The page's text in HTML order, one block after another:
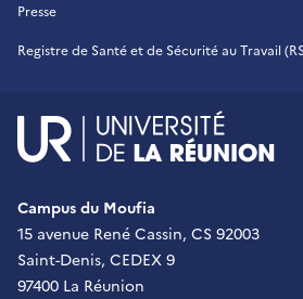
Presse
Registre de Santé et de Sécurité au Travail
Campus du Moufia
15 avenue René Cassin, CS 92003
Saint-Denis, CEDEX 9
97400 La Réunion